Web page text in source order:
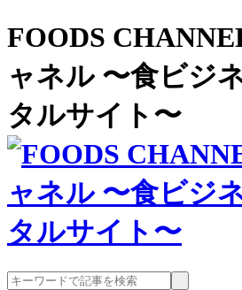
FOODS
ャネル 〜食ビジ
タルサイト〜